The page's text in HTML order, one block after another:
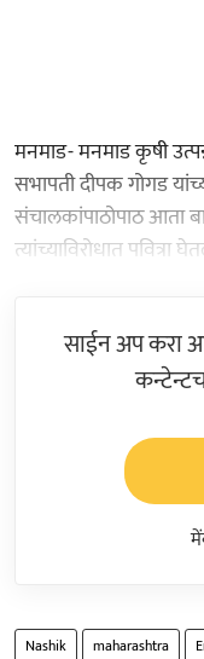
मनमाड- मनमाड कृषी
सभापती दीपक गोगड
संचालकांपाठोपाठ आता
त्यांच्याविरोधात पवित्रा
साईन अप करा
Nashik maharashtra